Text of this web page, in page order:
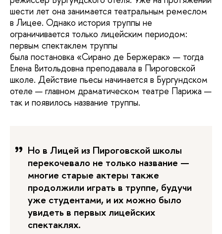
шести лет она занимается театральным ремеслом
в Лицее. Однако история труппы не
ограничивается только лицейским периодом:
первым спектаклем труппы
была постановка «Сирано де Бержерак» — тогда
Елена Витольдовна преподавала в Пироговской
школе. Действие пьесы начинается в Бургундском
отеле — главном драматическом театре Парижа —
так и появилось название труппы.
Но в Лицей из Пироговской школы
перекочевало не только название —
многие старые актеры также
продолжили играть в труппе, будучи
уже студентами, и их можно было
увидеть в первых лицейских
спектаклях.